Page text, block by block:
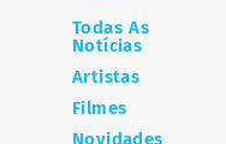
Todas As
Notícias
Artistas
Filmes
Novidades